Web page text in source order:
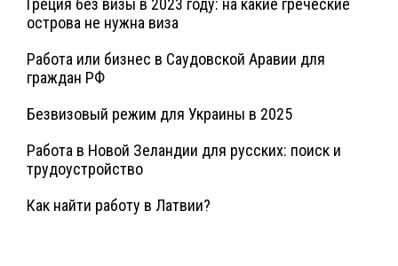
Греция без визы в 2023 году: на какие греческие
острова не нужна виза
Работа или бизнес в Саудовской Аравии для
граждан РФ
Безвизовый режим для Украины в 2025
Работа в Новой Зеландии для русских: поиск и
трудоустройство
Как найти работу в Латвии?